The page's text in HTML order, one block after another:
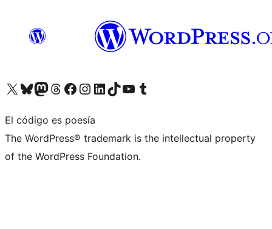
Visita nuestra cuenta de X (anteriormente Twitter)
Visita nuestra cuenta de Bluesky
Visita nuestra cuenta de Mastodon
Visita nuestra cuenta de Threads
Visita nuestra página de Facebook
Visita nuestra cuenta de Instagram
Visita nuestra cuenta de LinkedIn
Visita nuestra cuenta de TikTok
Visita nuestro canal de YouTube
Visita nuestra cuenta de Tumblr
El código es poesía
The WordPress® trademark is the intellectual property
of the WordPress Foundation.